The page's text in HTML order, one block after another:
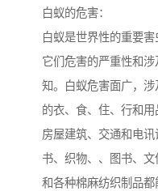
白蚁的危害：
白蚁是世界性的重要害
它们危害的严重性和
知。白蚁危害面广，涉
的衣、食、住、行和用
房屋建筑、交通和电
书、织物、、图书、
和各种棉麻纺织制品